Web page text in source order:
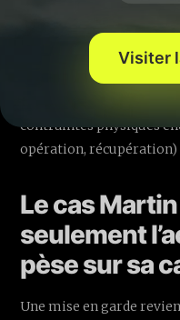
vendu ce scénario aux
expliqué qu’il fallait
contraintes physiques
opération, récupération)
Le cas Martin
seulement
pèse sur sa
Une mise en garde
Visiter